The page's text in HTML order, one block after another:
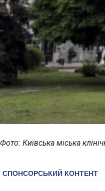
Фото: Київська міська